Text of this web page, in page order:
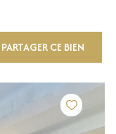
PARTAGER CE BIEN